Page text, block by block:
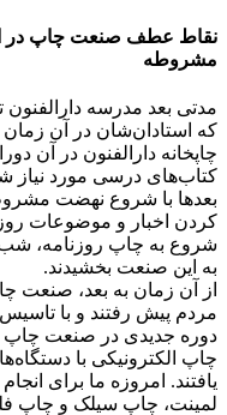
نقاط عطف صنعت چاپ در
مشروطه
مدتی بعد مدرسه
که استادان‌شان در آن زمان
چاپخانه دارالفنون در آن
کتاب‌های درسی مورد نیاز
بعدها با شروع نهضت
کردن اخبار و موضوعات
شروع به چاپ روزنامه،
به این صنعت بخشیدند.
از آن زمان به بعد، صنعت
مردم پیش رفتند و با
دوره جدیدی در صنعت
چاپ الکترونیکی با
یافتند. امروزه ما برای
لمینت، چاپ سیلک و چاپ